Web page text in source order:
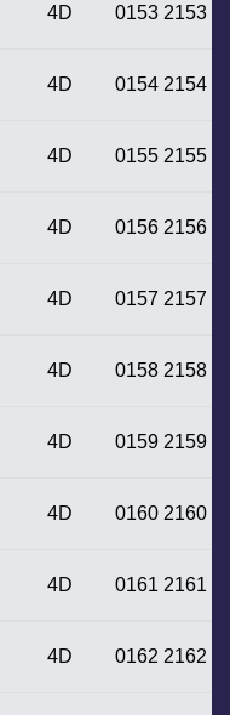
4D 0153 2153
4D 0154 2154
4D 0155 2155
4D 0156 2156
4D 0157 2157
4D 0158 2158
4D 0159 2159
4D 0160 2160
4D 0161 2161
4D 0162 2162